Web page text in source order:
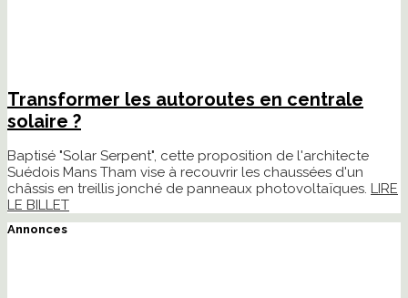
Transformer les autoroutes en centrale
solaire ?
Baptisé "Solar Serpent", cette proposition de l'architecte
Suédois Mans Tham vise à recouvrir les chaussées d'un
châssis en treillis jonché de panneaux photovoltaïques. LIRE
LE BILLET
Annonces